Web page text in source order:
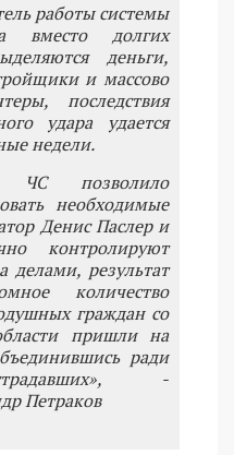
работы системы
вместо долгих
деньги,
и массово
последствия
удара удается
недели.
ЧС позволило
необходимые
Денис Паслер и
контролируют
делами, результат
количество
граждан со
пришли на
ради
-
Петраков